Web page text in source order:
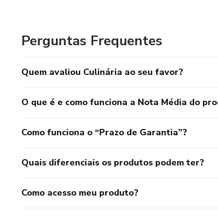
Perguntas Frequentes
Quem avaliou Culinária ao seu favor?
O que é e como funciona a Nota Média do
Como funciona o “Prazo de Garantia”?
Quais diferenciais os produtos podem ter?
Como acesso meu produto?